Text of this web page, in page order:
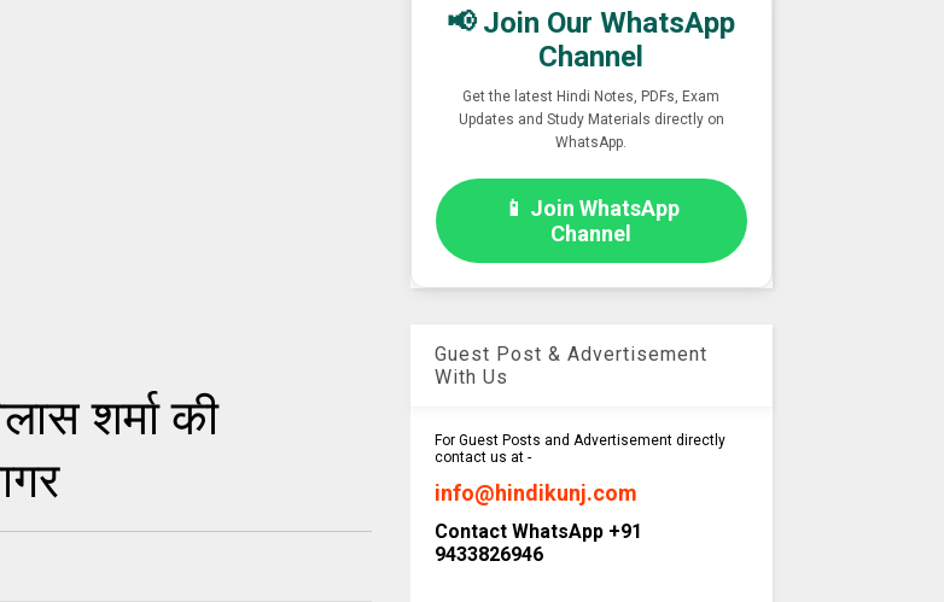
शर्मा की
📢 Join Our WhatsApp
Channel
Get the latest Hindi Notes, PDFs, Exam
Updates and Study Materials directly on
WhatsApp.
📱 Join WhatsApp
Channel
Guest Post & Advertisement
With Us
For Guest Posts and Advertisement directly
contact us at -
info@hindikunj.com
Contact WhatsApp +91
9433826946